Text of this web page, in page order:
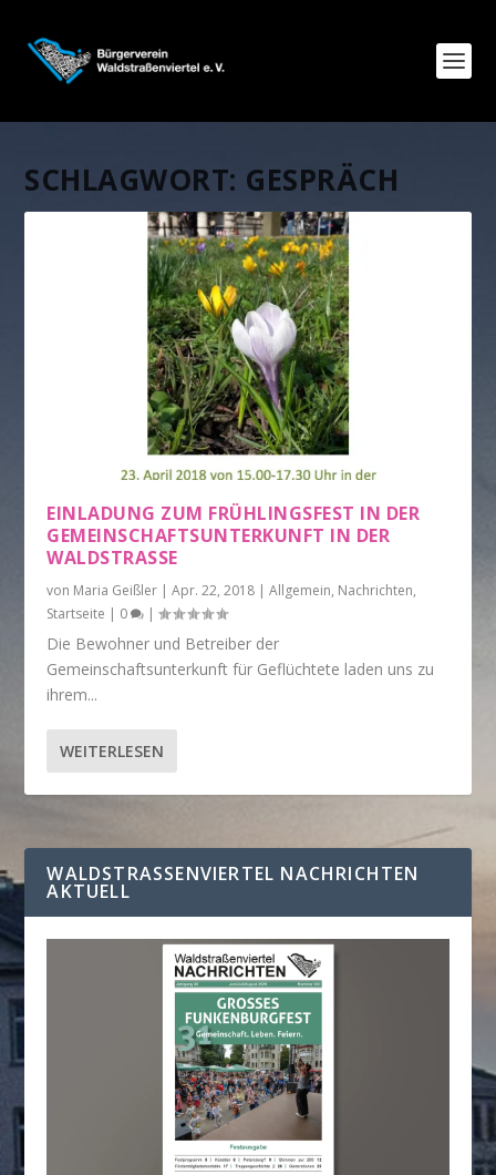
SCHLAGWORT: GESPRÄCH
EINLADUNG ZUM FRÜHLINGSFEST IN DER
GEMEINSCHAFTSUNTERKUNFT IN DER
WALDSTRASSE
von Maria Geißler |Apr. 22, 2018 |Allgemein, Nachrichten,
Startseite | 0 |
Die Bewohner und Betreiber der
Gemeinschaftsunterkunft für Geflüchtete laden uns zu
ihrem...
WEITERLESEN
WALDSTRASSENVIERTEL NACHRICHTEN A
KTUELL